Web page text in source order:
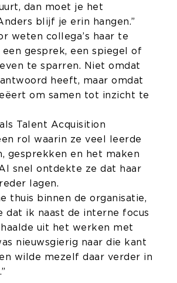
dan moet je het
blijf je erin hangen.”
weten collega’s haar te
een gesprek, een spiegel of
te sparren. Niet omdat
heeft, maar omdat
om samen tot inzicht te
Talent Acquisition
rol waarin ze veel leerde
gesprekken en het maken
snel ontdekte ze dat haar
lagen.
thuis binnen de organisatie,
dat ik naast de interne focus
uit het werken met
nieuwsgierig naar die kant
wilde mezelf daar verder in